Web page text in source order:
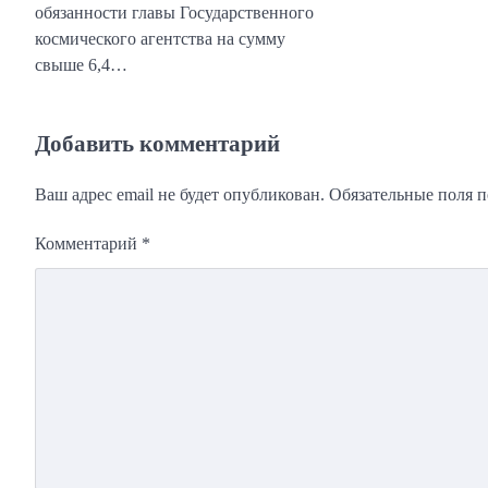
обязанности главы Государственного
космического агентства на сумму
свыше 6,4…
Добавить комментарий
Ваш адрес email не будет опубликован. Обязательные поля
Комментарий *